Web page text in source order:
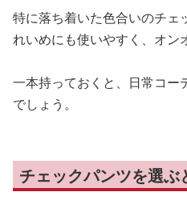
特に落ち着いた色合いのチェ
れいめにも使いやすく、オン
一本持っておくと、日常コー
でしょう。
チェックパンツを選ぶ